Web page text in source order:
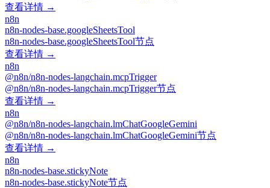
查看详情 →
n8n
n8n-nodes-base.googleSheetsTool
n8n-nodes-base.googleSheetsTool节点
查看详情 →
n8n
@n8n/n8n-nodes-langchain.mcpTrigger
@n8n/n8n-nodes-langchain.mcpTrigger节点
查看详情 →
n8n
@n8n/n8n-nodes-langchain.lmChatGoogleGemini
@n8n/n8n-nodes-langchain.lmChatGoogleGemini节点
查看详情 →
n8n
n8n-nodes-base.stickyNote
n8n-nodes-base.stickyNote节点